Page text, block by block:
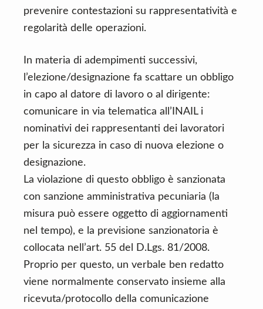
prevenire contestazioni su rappresentatività e
regolarità delle operazioni.
In materia di adempimenti successivi,
l’elezione/designazione fa scattare un obbligo
in capo al datore di lavoro o al dirigente:
comunicare in via telematica all’INAIL i
nominativi dei rappresentanti dei lavoratori
per la sicurezza in caso di nuova elezione o
designazione.
La violazione di questo obbligo è sanzionata
con sanzione amministrativa pecuniaria (la
misura può essere oggetto di aggiornamenti
nel tempo), e la previsione sanzionatoria è
collocata nell’art. 55 del D.Lgs. 81/2008.
Proprio per questo, un verbale ben redatto
viene normalmente conservato insieme alla
ricevuta/protocollo della comunicazione